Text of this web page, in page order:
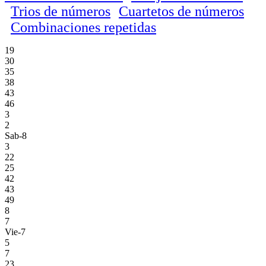
Trios de números Cuartetos de números
Combinaciones repetidas
19
30
35
38
43
46
3
2
Sab-8
3
22
25
42
43
49
8
7
Vie-7
5
7
23